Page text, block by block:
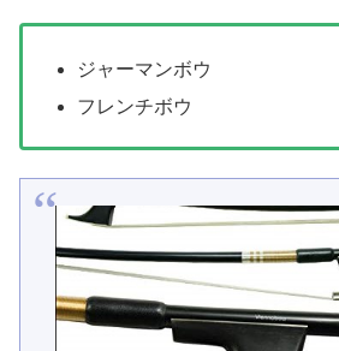
ジャーマンボウ
フレンチボウ